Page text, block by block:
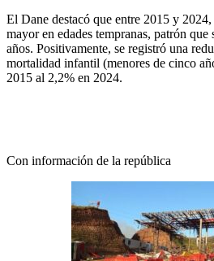
El Dane destacó que entre 2015 y
mayor en edades tempranas, patrón
años. Positivamente, se registró una
mortalidad infantil (menores de cinco
2015 al 2,2% en 2024.
Con información de la república